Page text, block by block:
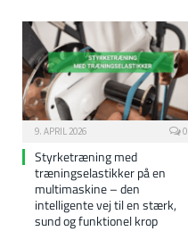
9. APRIL 2026 0
Styrketræning med
træningselastikker på en
multimaskine – den
intelligente vej til en stærk,
sund og funktionel krop